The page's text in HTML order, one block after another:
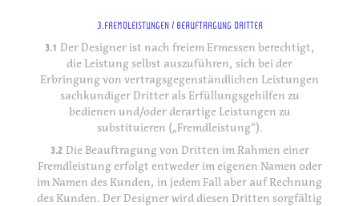
3.FREMDLEISTUNGEN / BEAUFTRAGUNG DRITTER
3.1 Der Designer ist nach freiem Ermessen berechtigt,
die Leistung selbst auszuführen, sich bei der
Erbringung von vertragsgegenständlichen Leistungen
sachkundiger Dritter als Erfüllungsgehilfen zu
bedienen und/oder derartige Leistungen zu
substituieren („Fremdleistung“).
3.2 Die Beauftragung von Dritten im Rahmen einer
Fremdleistung erfolgt entweder im eigenen Namen oder
im Namen des Kunden, in jedem Fall aber auf Rechnung
des Kunden. Der Designer wird diesen Dritten sorgfältig